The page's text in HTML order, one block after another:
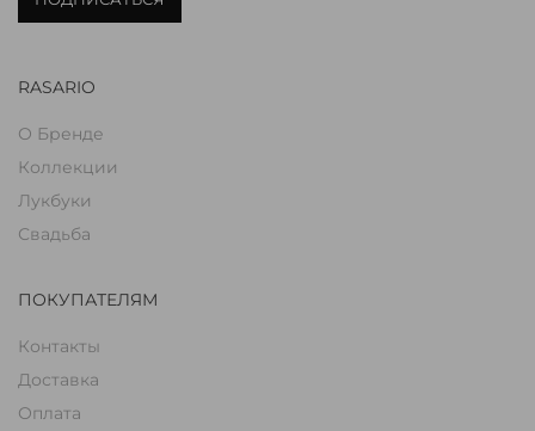
RASARIO
О Бренде
Коллекции
Лукбуки
Свадьба
ПОКУПАТЕЛЯМ
Контакты
Доставка
Оплата